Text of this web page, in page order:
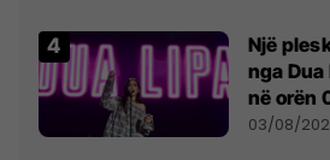
Një
nga
në orën
- dhe
03/08/